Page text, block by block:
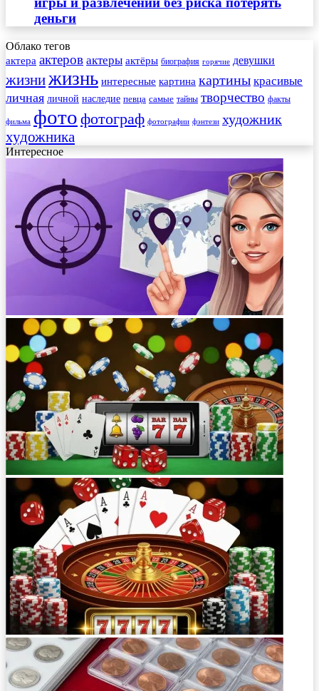
деньги
Облако тегов
актера актеров актеры актёры биография горячие девушки
жизнижизнь интересные картина картины красивые
личная личной наследие певца самые тайны творчество факты
фильма фото фотограф фотографии фэнтези художник
художника
Интересное